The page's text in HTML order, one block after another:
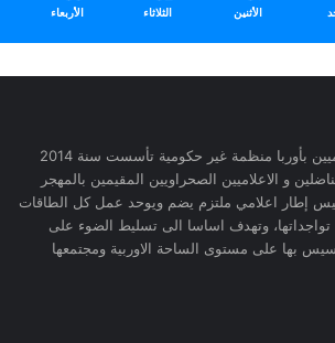
الأثنين الثلاثاء الأربعاء
رابطة الصحفيين والاعلاميين بأوربا منظمة غير حكومية تأسست سنة 2014
و الاعلاميين الصحراويين المقيمين بالمهجر
إطار اعلامي ملتزم يضم ويوحد عمل كل الطاقات
تواجداتها، وتهدف اساسا الى تسليط الضوء على
بها على مستوى الساحة الاوربية ومجتمعها